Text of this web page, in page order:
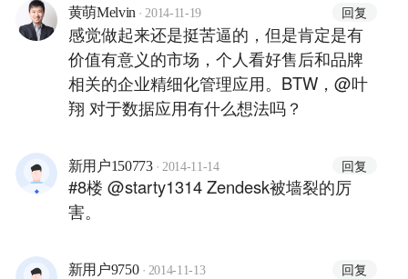
黄萌Melvin · 2014-11-19 回复
感觉做起来还是挺苦逼的，但是肯定是有
价值有意义的市场，个人看好售后和品牌
相关的企业精细化管理应用。BTW，@叶
翔 对于数据应用有什么想法吗？
新用户150773 · 2014-11-14 回复
#8楼 @starty1314 Zendesk被墙裂的厉
害。
新用户9750 · 2014-11-13 回复